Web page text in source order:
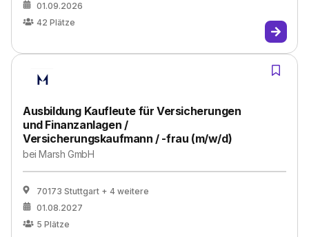
01.09.2026
42 Plätze
Ausbildung Kaufleute für Versicherungen
und Finanzanlagen /
Versicherungskaufmann / -frau (m/w/d)
beiMarsh GmbH
70173 Stuttgart + 4 weitere
01.08.2027
5 Plätze